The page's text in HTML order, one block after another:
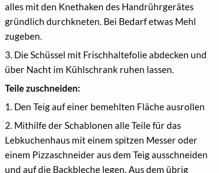
alles mit den Knethaken des Handrührgerätes
gründlich durchkneten. Bei Bedarf etwas Mehl
zugeben.
3. Die Schüssel mit Frischhaltefolie abdecken und
über Nacht im Kühlschrank ruhen lassen.
Teile zuschneiden:
1. Den Teig auf einer bemehlten Fläche ausrollen
2. Mithilfe der Schablonen alle Teile für das
Lebkuchenhaus mit einem spitzen Messer oder
einem Pizzaschneider aus dem Teig ausschneiden
und auf die Backbleche legen. Aus dem übrig